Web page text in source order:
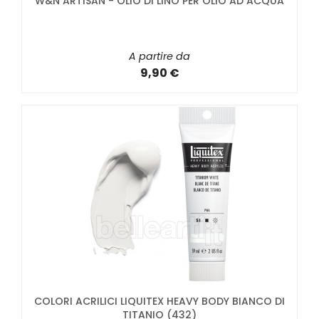
A partire da
9,90 €
COLORI ACRILICI LIQUITEX HEAVY BODY BIANCO DI
TITANIO (432)